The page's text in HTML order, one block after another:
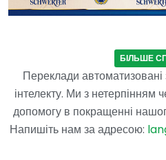
БІЛЬШЕ
Переклади
інтелекту. Ми з нетерпінням
допомогу в покращенні
Напишіть нам за адресою: